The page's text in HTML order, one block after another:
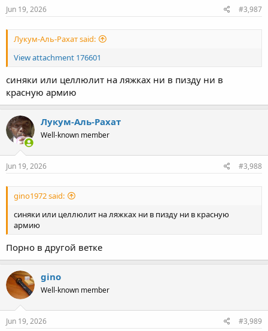
s
Jun 19, 2026 #3,987
Лукум-Аль-Рахат said:
View attachment 176601
синяки или целлюлит на ляжках ни в пизду ни в
красную армию
Лукум-Аль-Рахат
Well-known member
Jun 19, 2026 #3,988
gino1972 said:
синяки или целлюлит на ляжках ни в пизду ни в красную
армию
Порно в другой ветке
gino
Well-known member
Jun 19, 2026 #3,989